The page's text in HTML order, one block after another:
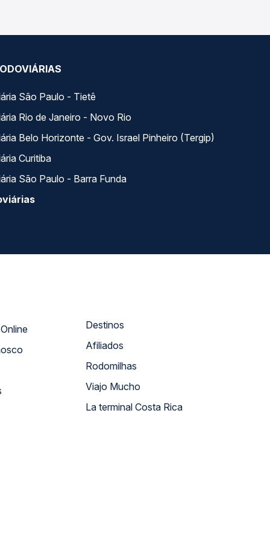
São Paulo - Tietê
Rio de Janeiro - Novo Rio
Belo Horizonte - Gov. Israel Pinheiro (Tergip)
Curitiba
São Paulo - Barra Funda
Atendimento Online
Destinos
Afiliados
Rodomilhas
Viajo Mucho
La terminal Costa Rica